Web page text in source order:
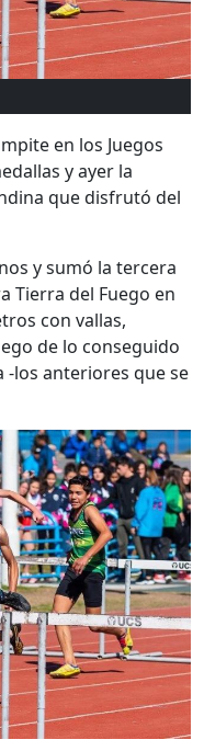
en los Juegos
y ayer la
que disfrutó del
y sumó la tercera
Tierra del Fuego en
con vallas,
de lo conseguido
-los anteriores que se